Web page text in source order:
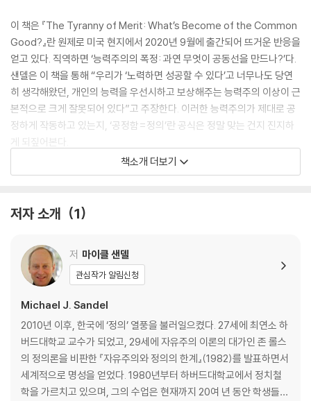
이 책은 『The Tyranny of Merit: What’s Become of the Common
Good?』란 원제로 미국 현지에서 2020년 9월에 출간되어 뜨거운 반응을
얻고 있다. 직역하면 ‘능력주의의 폭정: 과연 무엇이 공동선을 만드나?’다.
샌델은 이 책을 통해 “우리가 ‘노력하면 성공할 수 있다’고 너무나도 당연
히 생각해왔던, 개인의 능력을 우선시하고 보상해주는 능력주의 이상이 근
본적으로 크게 잘못되어 있다”고 주장한다. 이러한 능력주의가 제대로 공
정하게 작동하고 있는지, ‘공정함=정의’란 공식은 정말 맞는 건지 진지하
게 되짚어본다.
A TLS, GUARDIAN AND NEW STATESMAN BOOK OF THE YE
and one of the world's most popular philosophers
"Astute, insightful, and empathetic...A crucial book for th
These are dangerous times for democracy. We live in an age o
f winners and losers, where the odds are stacked in favour of
the already fortunate. Stalled social mobility and entrenched i
nequality give the lie to the promise that "you can make it if yo
u try". And the consequence is a brew of anger and frustration
책소개 더보기
저자 소개 1
저 마이클 샌델
관심작가 알림신청
Michael J. Sandel
2010년 이후, 한국에 ‘정의’ 열풍을 불러일으켰다. 27세에 최연소 하
버드대학교 교수가 되었고, 29세에 자유주의 이론의 대가인 존 롤스
의 정의론을 비판한 『자유주의와 정의의 한계』(1982)를 발표하면서
세계적으로 명성을 얻었다. 1980년부터 하버드대학교에서 정치철
학을 가르치고 있으며, 그의 수업은 현재까지 20여 년 동안 학생들